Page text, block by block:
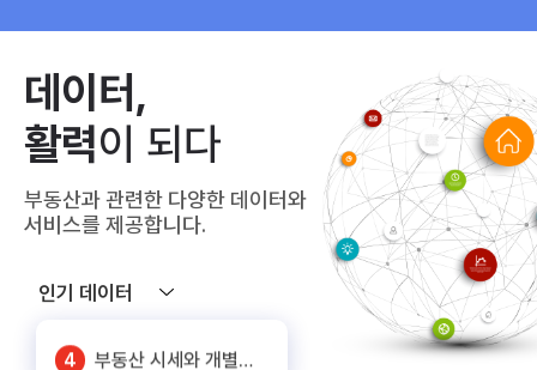
데이터,
활력이 되다
부동산과 관련한 다양한 데이터와
서비스를 제공합니다.
인기 데이터
상가임대료(공공상가)
화물차 기종점 통행량
1 공동주택 단지 연계정보
3 신축 건축물 정보
4